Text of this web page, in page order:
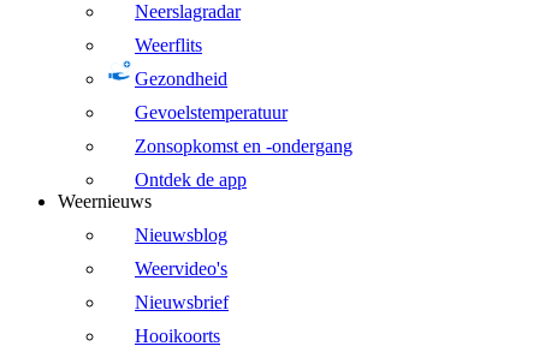
Neerslagradar
Weerflits
Gezondheid
Gevoelstemperatuur
Zonsopkomst en -ondergang
Ontdek de app
Weernieuws
Nieuwsblog
Weervideo's
Nieuwsbrief
Hooikoorts